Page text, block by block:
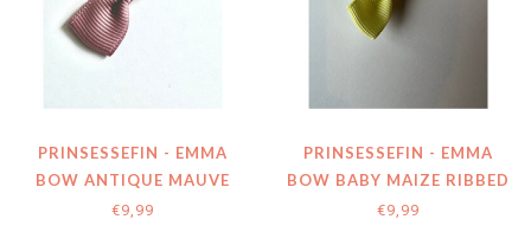
PRINSESSEFIN - EMMA
BOW ANTIQUE MAUVE
RIBBED
€9,99
PRINSESSEFIN - EMMA
BOW BABY MAIZE RIBBED
€9,99